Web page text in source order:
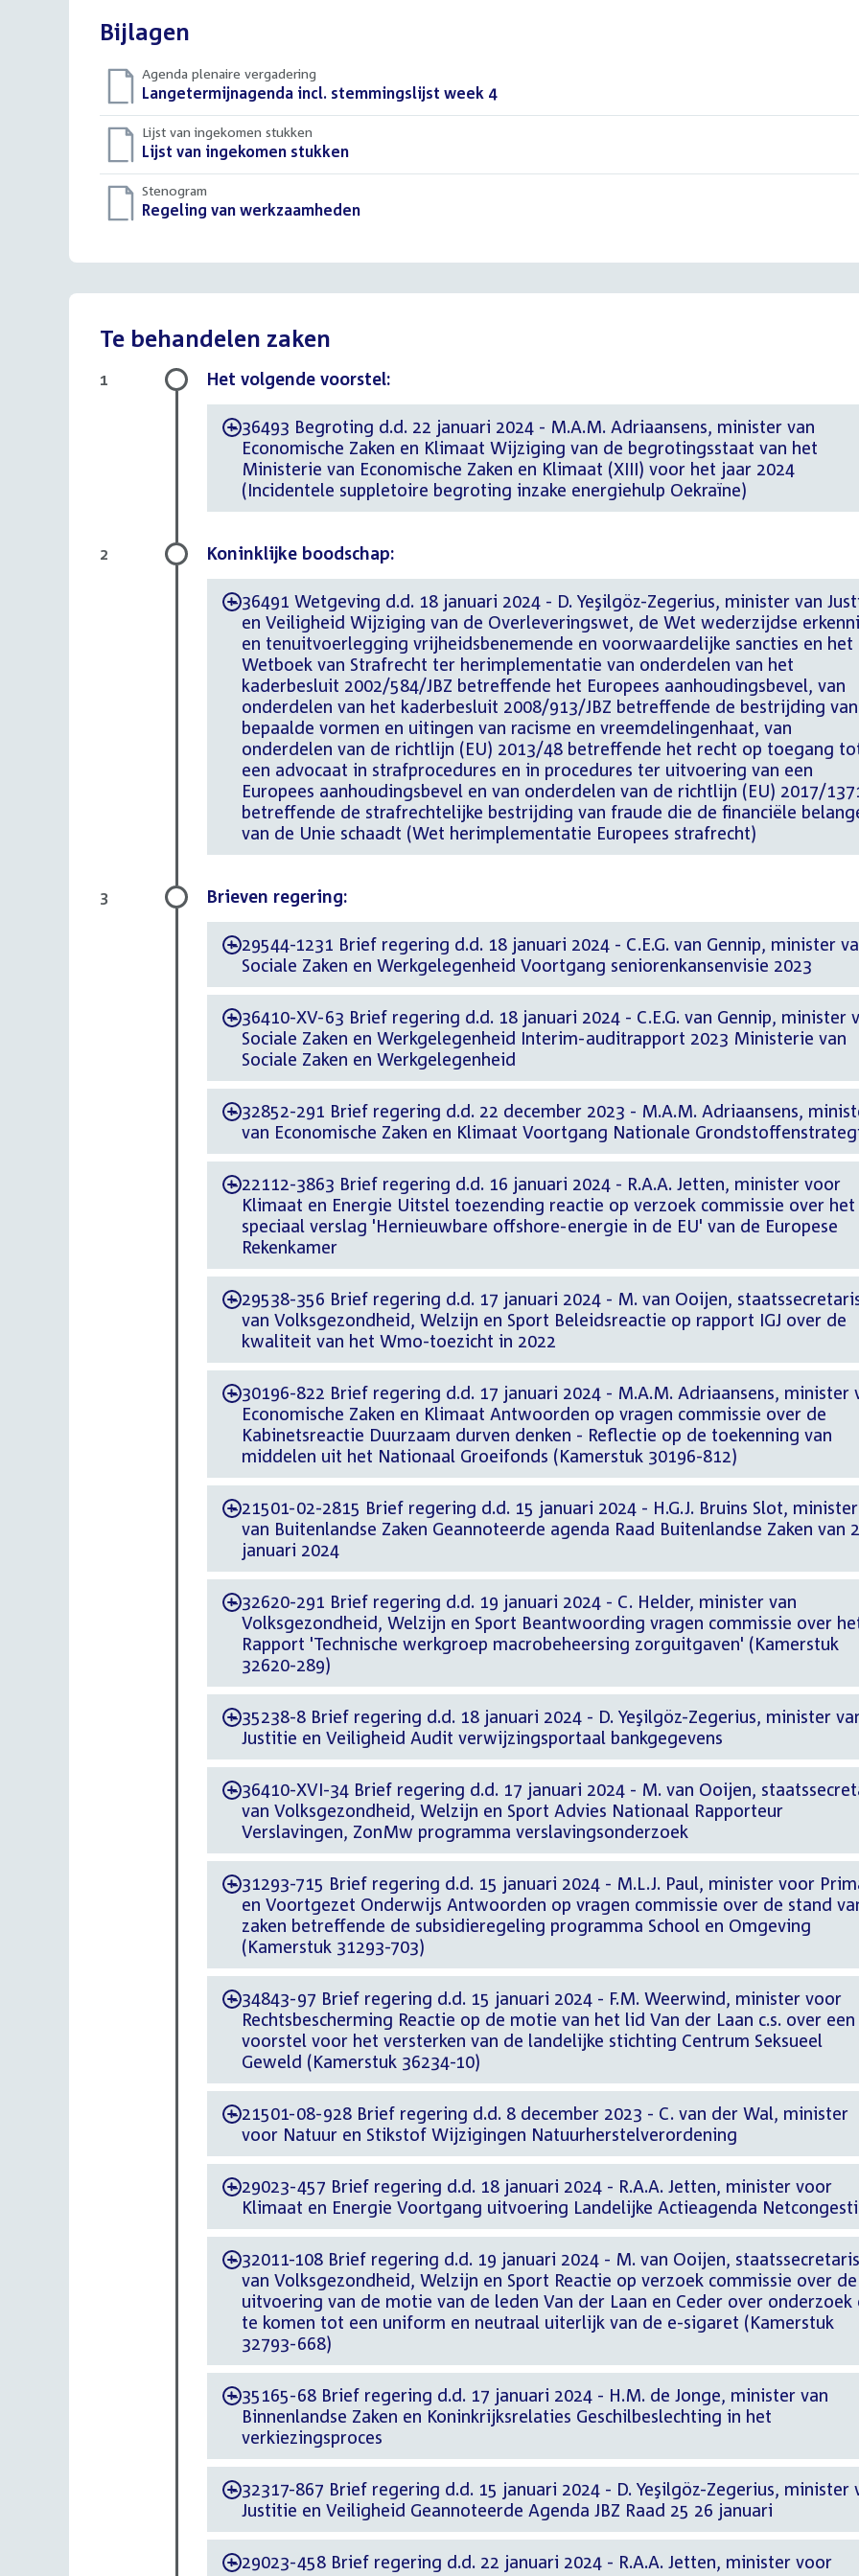
Bijlagen
Agenda plenaire vergadering
Download
bestand:
Langetermijnagenda incl. stemmingslijst week 4()
Lijst van ingekomen stukken
Download
bestand:
Lijst van ingekomen stukken
Stenogram
Download
Regeling van werkzaamheden
Te behandelen zaken
Het volgende voorstel:
-36493 Begroting d.d. 22 januari 2024 - M.A.M. Adriaansens, minister van
Economische Zaken en Klimaat Wijziging van de begrotingsstaat van het
Ministerie van Economische Zaken en Klimaat (XIII) voor het jaar 2024
(Incidentele suppletoire begroting inzake energiehulp Oekraïne)
1
Koninklijke boodschap:
-36491 Wetgeving d.d. 18 januari 2024 - D. Yeşilgöz-Zegerius, minister van
en Veiligheid Wijziging van de Overleveringswet, de Wet wederzijdse
en tenuitvoerlegging vrijheidsbenemende en voorwaardelijke sancties en het
Wetboek van Strafrecht ter herimplementatie van onderdelen van het
kaderbesluit 2002/584/JBZ betreffende het Europees aanhoudingsbevel, van
onderdelen van het kaderbesluit 2008/913/JBZ betreffende de bestrijding van
bepaalde vormen en uitingen van racisme en vreemdelingenhaat, van
onderdelen van de richtlijn (EU) 2013/48 betreffende het recht op toegang
een advocaat in strafprocedures en in procedures ter uitvoering van een
Europees aanhoudingsbevel en van onderdelen van de richtlijn (EU) 2017/
betreffende de strafrechtelijke bestrijding van fraude die de financiële
van de Unie schaadt (Wet herimplementatie Europees strafrecht)
2
Brieven regering:
-29544-1231 Brief regering d.d. 18 januari 2024 - C.E.G. van Gennip, minister
Sociale Zaken en Werkgelegenheid Voortgang seniorenkansenvisie 2023
-36410-XV-63 Brief regering d.d. 18 januari 2024 - C.E.G. van Gennip, minister
Sociale Zaken en Werkgelegenheid Interim-auditrapport 2023 Ministerie van
Sociale Zaken en Werkgelegenheid
-32852-291 Brief regering d.d. 22 december 2023 - M.A.M. Adriaansens,
van Economische Zaken en Klimaat Voortgang Nationale
-22112-3863 Brief regering d.d. 16 januari 2024 - R.A.A. Jetten, minister voor
Klimaat en Energie Uitstel toezending reactie op verzoek commissie over het
speciaal verslag 'Hernieuwbare offshore-energie in de EU' van de Europese
Rekenkamer
-29538-356 Brief regering d.d. 17 januari 2024 - M. van Ooijen,
van Volksgezondheid, Welzijn en Sport Beleidsreactie op rapport IGJ over de
kwaliteit van het Wmo-toezicht in 2022
-30196-822 Brief regering d.d. 17 januari 2024 - M.A.M. Adriaansens, minister
Economische Zaken en Klimaat Antwoorden op vragen commissie over de
Kabinetsreactie Duurzaam durven denken - Reflectie op de toekenning van
middelen uit het Nationaal Groeifonds (Kamerstuk 30196-812)
-21501-02-2815 Brief regering d.d. 15 januari 2024 - H.G.J. Bruins Slot, minister
van Buitenlandse Zaken Geannoteerde agenda Raad Buitenlandse Zaken van
januari 2024
-32620-291 Brief regering d.d. 19 januari 2024 - C. Helder, minister van
Volksgezondheid, Welzijn en Sport Beantwoording vragen commissie over
Rapport 'Technische werkgroep macrobeheersing zorguitgaven' (Kamerstuk
32620-289)
-35238-8 Brief regering d.d. 18 januari 2024 - D. Yeşilgöz-Zegerius, minister
Justitie en Veiligheid Audit verwijzingsportaal bankgegevens
-36410-XVI-34 Brief regering d.d. 17 januari 2024 - M. van Ooijen,
van Volksgezondheid, Welzijn en Sport Advies Nationaal Rapporteur
Verslavingen, ZonMw programma verslavingsonderzoek
-31293-715 Brief regering d.d. 15 januari 2024 - M.L.J. Paul, minister voor
en Voortgezet Onderwijs Antwoorden op vragen commissie over de stand
zaken betreffende de subsidieregeling programma School en Omgeving
(Kamerstuk 31293-703)
-34843-97 Brief regering d.d. 15 januari 2024 - F.M. Weerwind, minister voor
Rechtsbescherming Reactie op de motie van het lid Van der Laan c.s. over een
voorstel voor het versterken van de landelijke stichting Centrum Seksueel
Geweld (Kamerstuk 36234-10)
-21501-08-928 Brief regering d.d. 8 december 2023 - C. van der Wal, minister
voor Natuur en Stikstof Wijzigingen Natuurherstelverordening
-29023-457 Brief regering d.d. 18 januari 2024 - R.A.A. Jetten, minister voor
Klimaat en Energie Voortgang uitvoering Landelijke Actieagenda
-32011-108 Brief regering d.d. 19 januari 2024 - M. van Ooijen, staatssecretaris
van Volksgezondheid, Welzijn en Sport Reactie op verzoek commissie over de
uitvoering van de motie van de leden Van der Laan en Ceder over onderzoek
te komen tot een uniform en neutraal uiterlijk van de e-sigaret (Kamerstuk
32793-668)
-35165-68 Brief regering d.d. 17 januari 2024 - H.M. de Jonge, minister van
Binnenlandse Zaken en Koninkrijksrelaties Geschilbeslechting in het
verkiezingsproces
-32317-867 Brief regering d.d. 15 januari 2024 - D. Yeşilgöz-Zegerius, minister
Justitie en Veiligheid Geannoteerde Agenda JBZ Raad 25 26 januari
-29023-458 Brief regering d.d. 22 januari 2024 - R.A.A. Jetten, minister voor
3